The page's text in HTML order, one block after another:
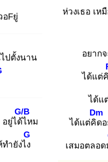
อFยู่
ปตั้งนาน
ยู่ได้ไ
G/B
หม
ำยังไง
G
ห่วงเธอ เห
อยาก
ได้แต่
ได้แ
ได้แต่คิด
Dm
เสมอตลอด